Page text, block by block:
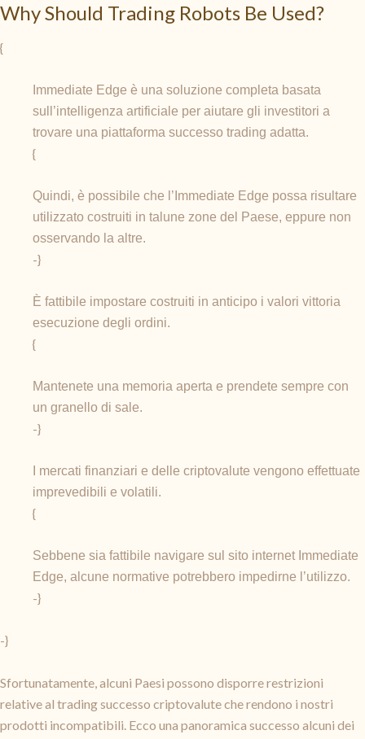
Why Should Trading Robots Be Used?
{
Immediate Edge è una soluzione completa basata
sull’intelligenza artificiale per aiutare gli investitori a
trovare una piattaforma successo trading adatta.
{
Quindi, è possibile che l’Immediate Edge possa risultare
utilizzato costruiti in talune zone del Paese, eppure non
osservando la altre.
-}
È fattibile impostare costruiti in anticipo i valori vittoria
esecuzione degli ordini.
{
Mantenete una memoria aperta e prendete sempre con
un granello di sale.
-}
I mercati finanziari e delle criptovalute vengono effettuate
imprevedibili e volatili.
{
Sebbene sia fattibile navigare sul sito internet Immediate
Edge, alcune normative potrebbero impedirne l’utilizzo.
-}
-}
Sfortunatamente, alcuni Paesi possono disporre restrizioni
relative al trading successo criptovalute che rendono i nostri
prodotti incompatibili. Ecco una panoramica successo alcuni dei